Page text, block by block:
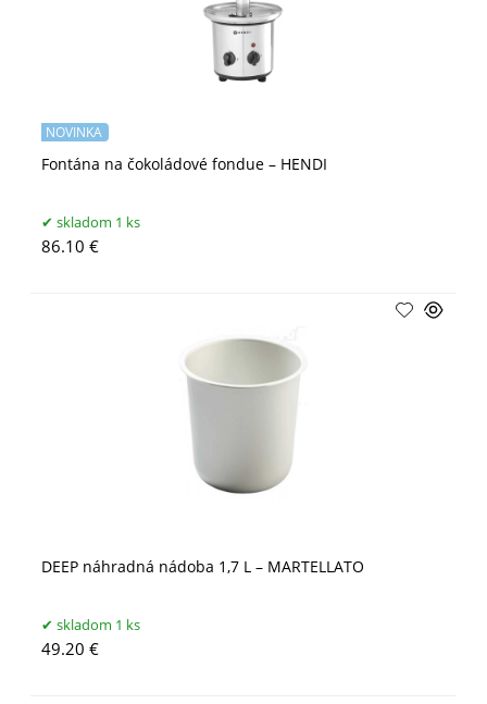
Fontána na čokoládové fondue – HENDI
NOVINKA
skladom 1 ks
86.10 €
DEEP náhradná nádoba 1,7 L – MARTELLATO
skladom 1 ks
49.20 €